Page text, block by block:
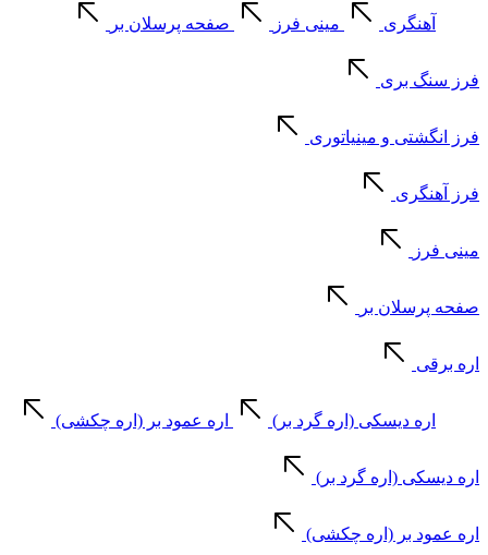
آهنگری مینی فرز صفحه پرسلان بر
فرز سنگ بری
فرز انگشتی و مینیاتوری
فرز آهنگری
مینی فرز
صفحه پرسلان بر
اره برقی
اره دیسکی (اره گرد بر) اره عمود بر (اره چکشی)
اره دیسکی (اره گرد بر)
اره عمود بر (اره چکشی)